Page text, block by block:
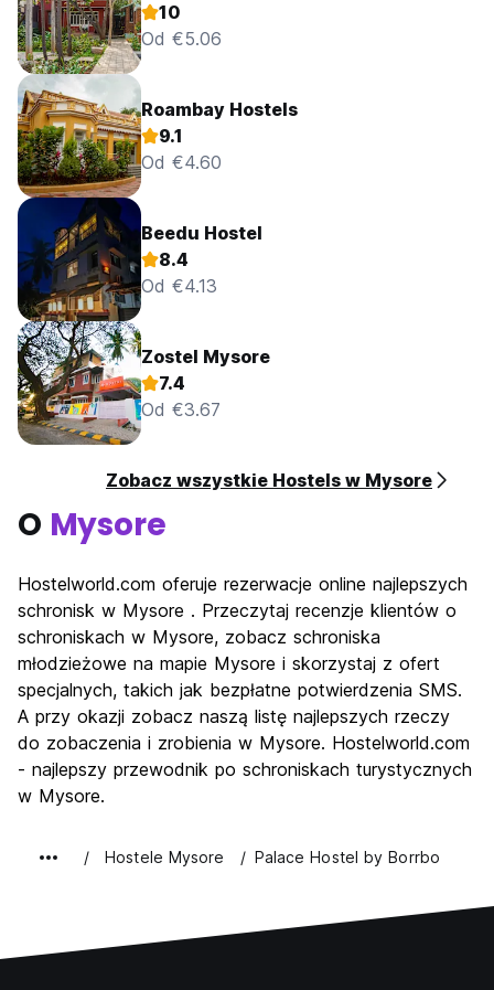
10
Od €5.06
Roambay Hostels
9.1
Od €4.60
Beedu Hostel
8.4
Od €4.13
Zostel Mysore
7.4
Od €3.67
Zobacz wszystkie Hostels w Mysore
O Mysore
Hostelworld.com oferuje rezerwacje online najlepszych
schronisk w Mysore . Przeczytaj recenzje klientów o
schroniskach w Mysore, zobacz schroniska
młodzieżowe na mapie Mysore i skorzystaj z ofert
specjalnych, takich jak bezpłatne potwierdzenia SMS.
A przy okazji zobacz naszą listę najlepszych rzeczy
do zobaczenia i zrobienia w Mysore. Hostelworld.com
- najlepszy przewodnik po schroniskach turystycznych
w Mysore.
Hostele Mysore Palace Hostel by Borrbo